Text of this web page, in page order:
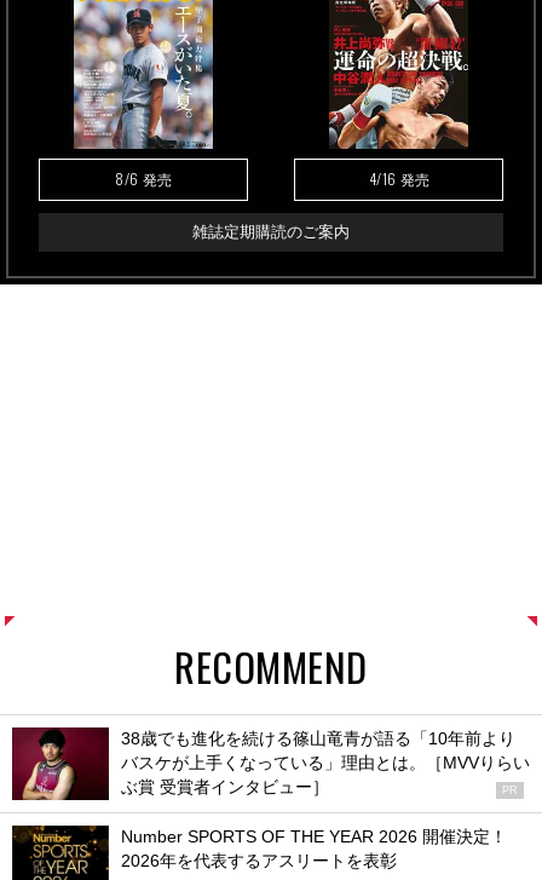
8/6 発売 4/16 発売
雑誌定期購読のご案内
RECOMMEND
38歳でも進化を続ける篠山竜青が語る「10年前より
バスケが上手くなっている」理由とは。［MVVりらい
ぶ賞 受賞者インタビュー］
PR
Number SPORTS OF THE YEAR 2026 開催決定！
2026年を代表するアスリートを表彰